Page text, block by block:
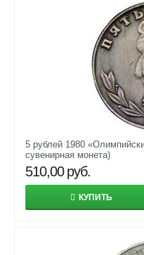
5 рублей 1980
сувенирная монета)
510,00 руб.
КУПИТЬ